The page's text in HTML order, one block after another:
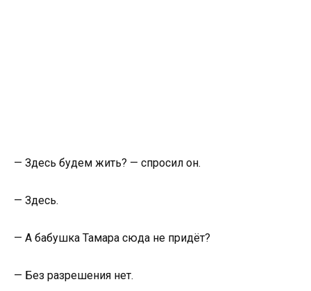
— Здесь будем жить? — спросил он.
— Здесь.
— А бабушка Тамара сюда не придёт?
— Без разрешения нет.